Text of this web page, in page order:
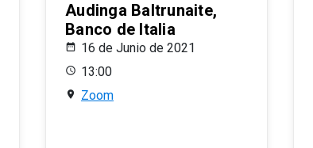
Audinga Baltrunaite,
Banco de Italia
16 de Junio de 2021
13:00
Zoom